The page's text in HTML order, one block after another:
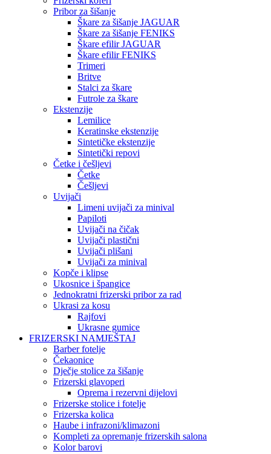
Pribor za šišanje
Škare za šišanje JAGUAR
Škare za šišanje FENIKS
Škare efilir JAGUAR
Škare efilir FENIKS
Trimeri
Britve
Stalci za škare
Futrole za škare
Ekstenzije
Lemilice
Keratinske ekstenzije
Sintetičke ekstenzije
Sintetički repovi
Četke i češljevi
Četke
Češljevi
Uvijači
Limeni uvijači za minival
Papiloti
Uvijači na čičak
Uvijači plastični
Uvijači plišani
Uvijači za minival
Kopče i klipse
Ukosnice i špangice
Jednokratni frizerski pribor za rad
Ukrasi za kosu
Rajfovi
Ukrasne gumice
FRIZERSKI NAMJEŠTAJ
Barber fotelje
Čekaonice
Dječje stolice za šišanje
Frizerski glavoperi
Oprema i rezervni dijelovi
Frizerske stolice i fotelje
Frizerska kolica
Haube i infrazoni/klimazoni
Kompleti za opremanje frizerskih salona
Kolor barovi